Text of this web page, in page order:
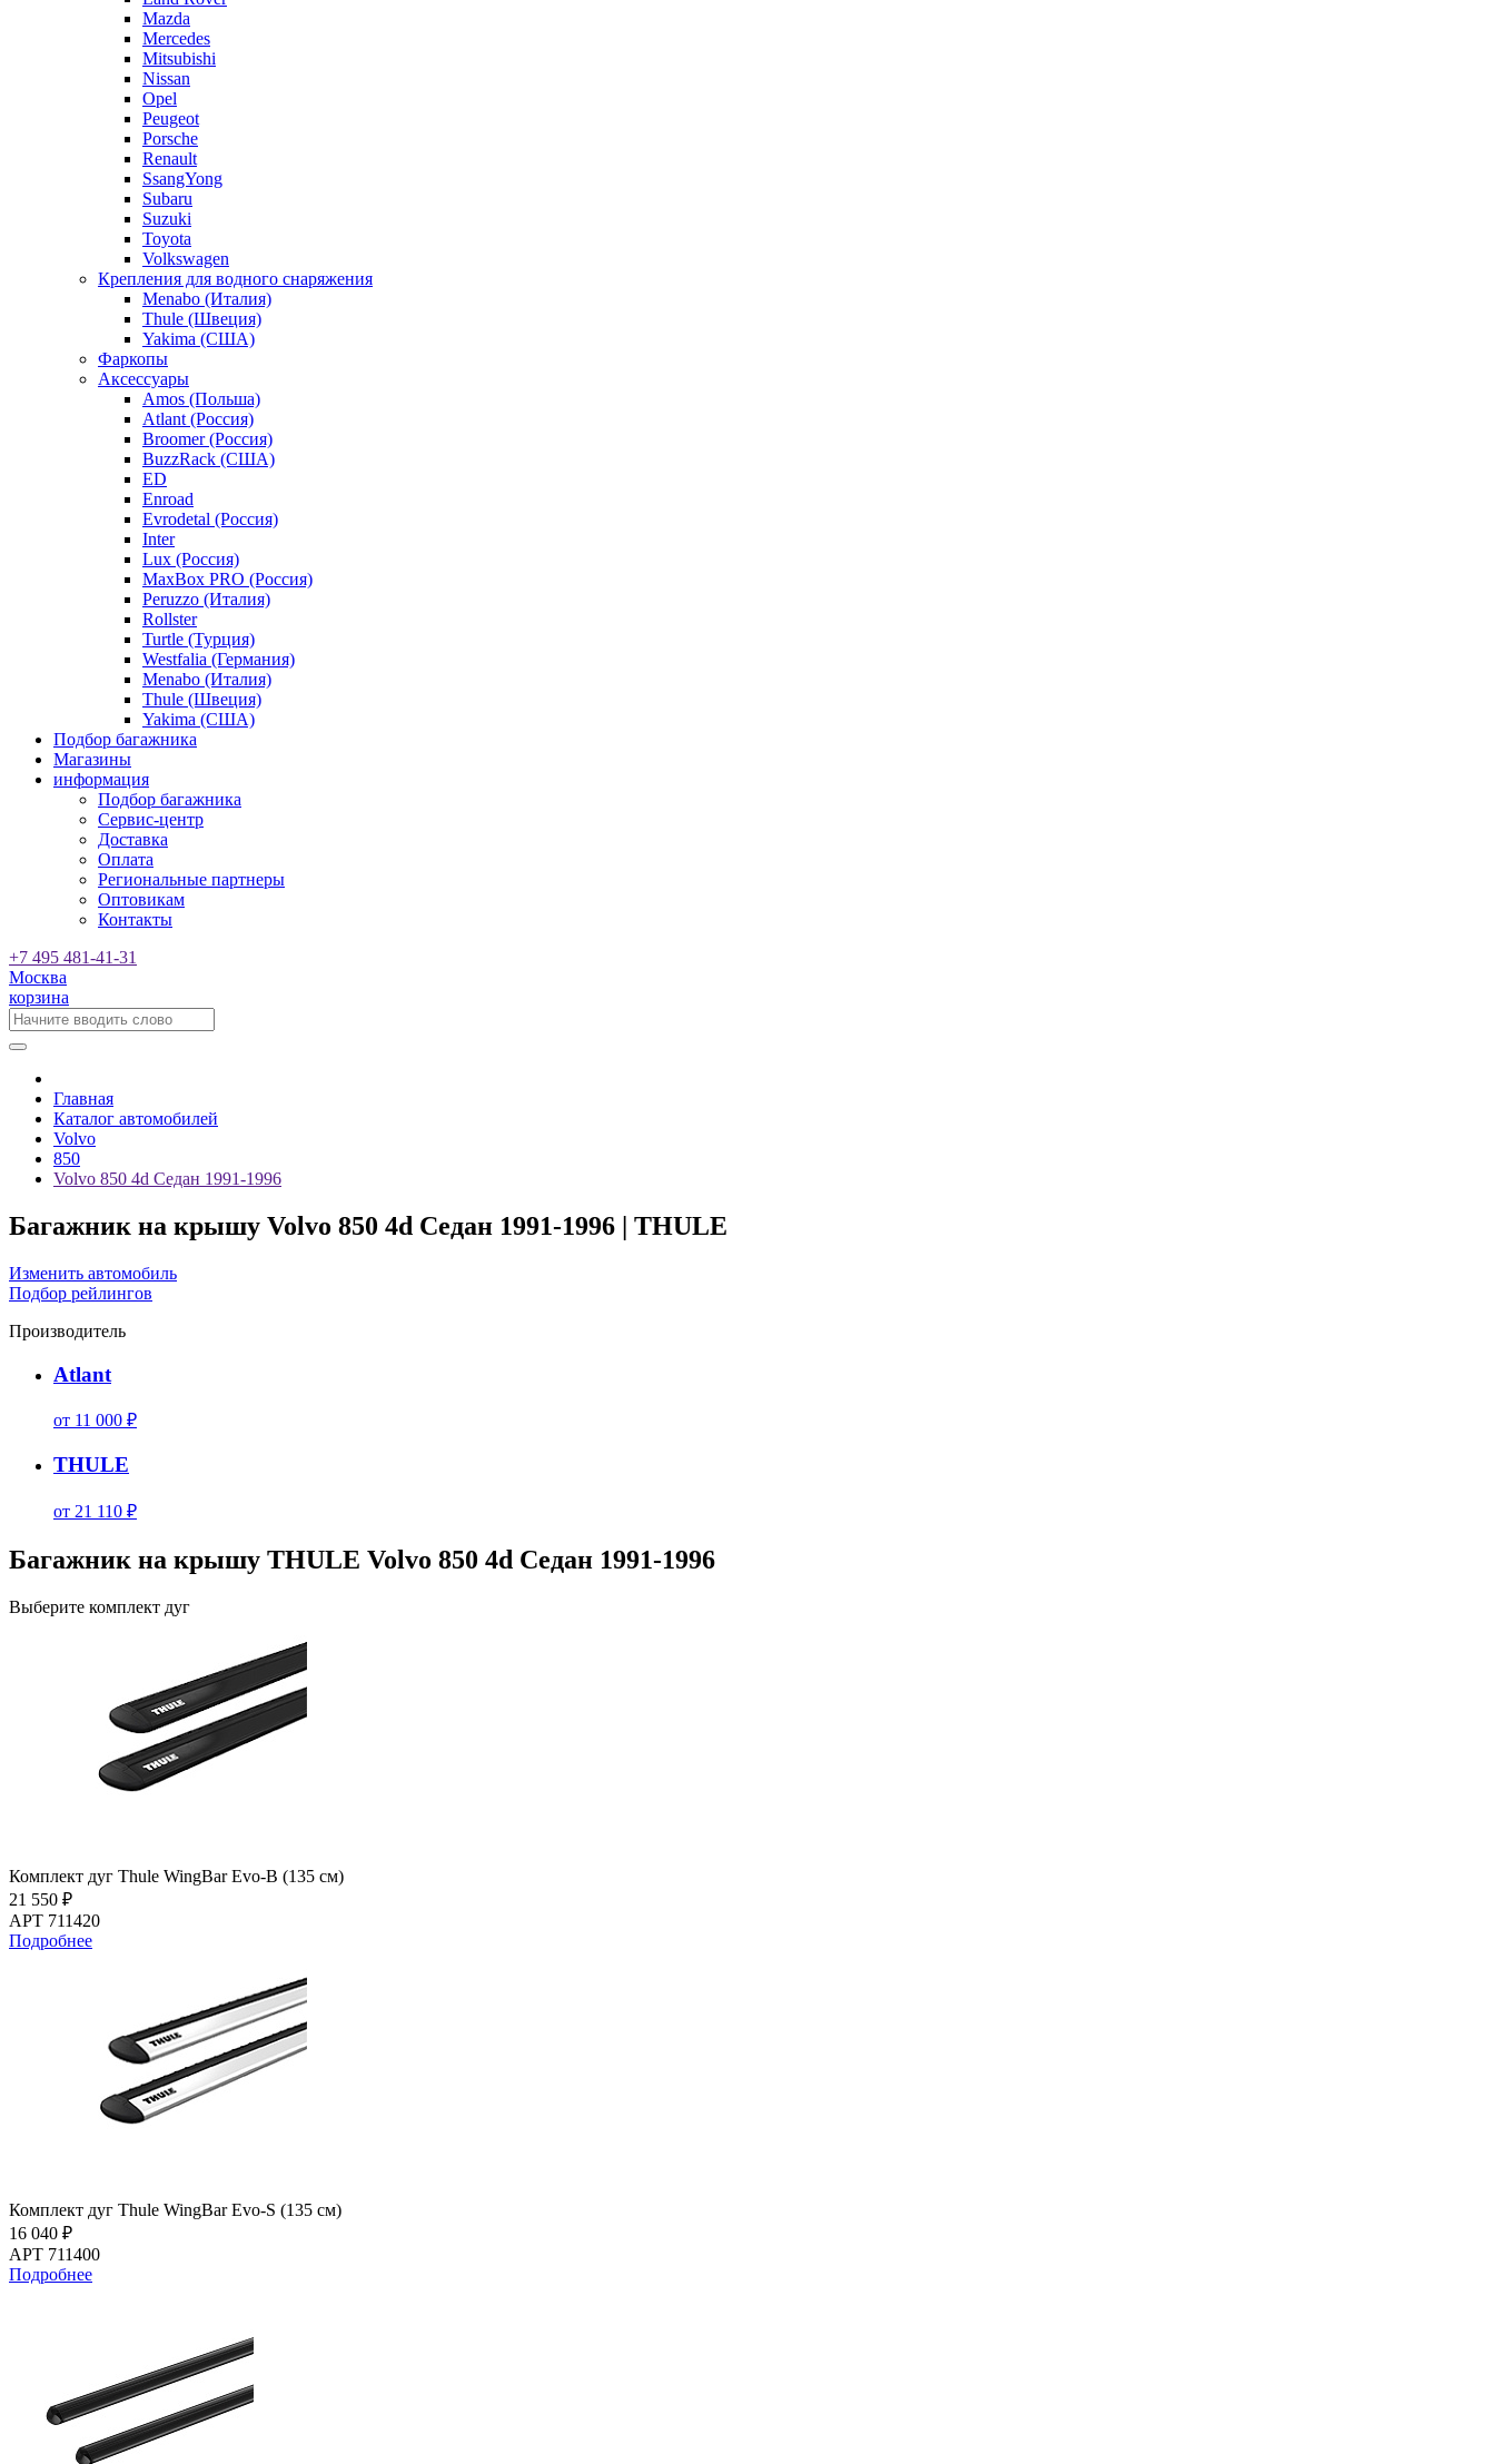
Mazda
Mercedes
Mitsubishi
Nissan
Opel
Peugeot
Porsche
Renault
SsangYong
Subaru
Suzuki
Toyota
Volkswagen
Крепления для водного снаряжения
Menabo (Италия)
Thule (Швеция)
Yakima (США)
Фаркопы
Аксессуары
Amos (Польша)
Atlant (Россия)
Broomer (Россия)
BuzzRack (США)
ED
Enroad
Evrodetal (Россия)
Inter
Lux (Россия)
MaxBox PRO (Россия)
Peruzzo (Италия)
Rollster
Turtle (Турция)
Westfalia (Германия)
Menabo (Италия)
Thule (Швеция)
Yakima (США)
Подбор багажника
Магазины
информация
Подбор багажника
Сервис-центр
Доставка
Оплата
Региональные партнеры
Оптовикам
Контакты
+7 495 481-41-31
Москва
корзина
Главная
Каталог автомобилей
Volvo
850
Volvo 850 4d Седан 1991-1996
Багажник на крышу Volvo 850 4d Седан 1991-1996 | THULE
Изменить автомобиль
Подбор рейлингов
Производитель
Atlant
от 11 000 ₽
THULE
от 21 110 ₽
Багажник на крышу THULE Volvo 850 4d Седан 1991-1996
Выберите комплект дуг
Комплект дуг Thule WingBar Evo-B (135 см)
21 550 ₽
АРТ 711420
Подробнее
Комплект дуг Thule WingBar Evo-S (135 см)
16 040 ₽
АРТ 711400
Подробнее